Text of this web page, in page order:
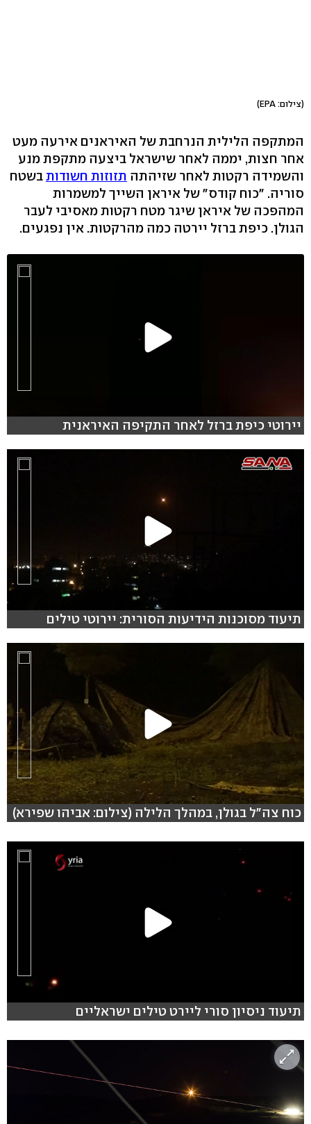
(צילום: EPA)
המתקפה הלילית הנרחבת של האיראנים אירעה מעט
אחר חצות, יממה לאחר שישראל ביצעה מתקפת מנע
והשמידה רקטות לאחר שזיהתה תזוזות חשודותבשטח
סוריה. "כוח קודס" של איראן השייך למשמרות
המהפכה של איראן שיגר מטח רקטות מאסיבי לעבר
הגולן. כיפת ברזל יירטה כמה מהרקטות. אין נפגעים.
יירוטי כיפת ברזל לאחר התקיפה האיראנית
תיעוד מסוכנות הידיעות הסורית: יירוטי טילים
כוח צה"ל בגולן, במהלך הלילה (צילום: אביהו שפירא)
תיעוד ניסיון סורי ליירט טילים ישראליים